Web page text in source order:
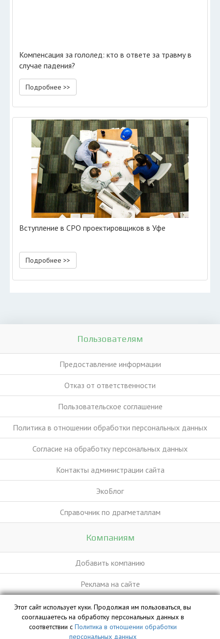
Компенсация за гололед: кто в ответе за травму в
случае падения?
Подробнее >>
Вступление в СРО проектировщиков в Уфе
Подробнее >>
Пользователям
Предоставление информации
Отказ от ответственности
Пользовательское соглашение
Политика в отношении обработки персональных данных
Согласие на обработку персональных данных
Контакты администрации сайта
ЭкоБлог
Справочник по драгметаллам
Компаниям
Добавить компанию
Реклама на сайте
База данных сайта vyvoz.org является интеллектуальной
собственностью ООО «Профит» и охраняется законом.
Этот сайт использует куки. Продолжая им пользоваться, вы
сооглашаетесь на обработку персональных данных в
соответствии с Политика в отношении обработки
персональных данных